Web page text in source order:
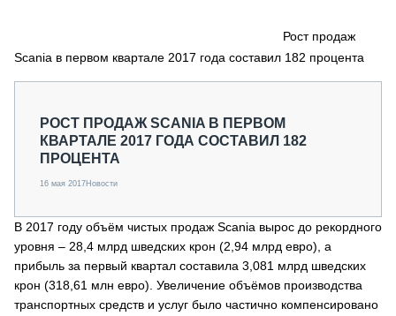
СПЕЦПРОЕКТЫ
О ПРОЕКТЕ
Рост продаж
Scania в первом квартале 2017 года составил 182 процента
РОСТ ПРОДАЖ SCANIA В ПЕРВОМ
КВАРТАЛЕ 2017 ГОДА СОСТАВИЛ 182
ПРОЦЕНТА
16 мая 2017Новости
В 2017 году объём чистых продаж Scania вырос до рекордного
уровня – 28,4 млрд шведских крон (2,94 млрд евро), а
прибыль за первый квартал составила 3,081 млрд шведских
крон (318,61 млн евро). Увеличение объёмов производства
транспортных средств и услуг было частично компенсировано